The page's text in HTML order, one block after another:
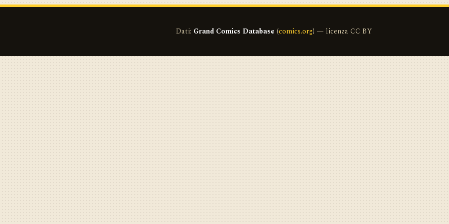
Dati: Grand Comics Database (comics.org) — licenza CC BY